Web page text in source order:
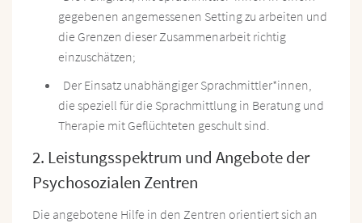
gegebenen angemessenen Setting zu arbeiten und
die Grenzen dieser Zusammenarbeit richtig
einzuschätzen;
Der Einsatz unabhängiger Sprachmittler*innen,
die speziell für die Sprachmittlung in Beratung und
Therapie mit Geflüchteten geschult sind.
2. Leistungsspektrum und Angebote der
Psychosozialen Zentren
Die angebotene Hilfe in den Zentren orientiert sich an